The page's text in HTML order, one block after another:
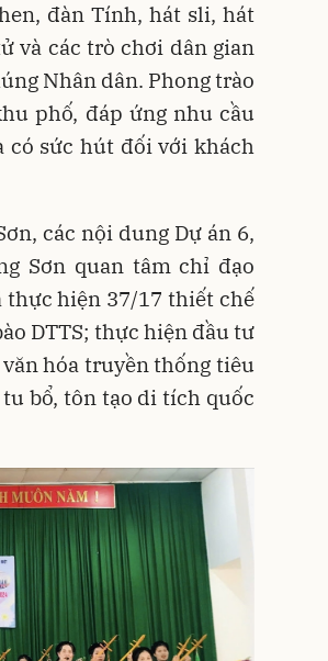
đàn Tính, hát sli, hát
và các trò chơi dân gian
Nhân dân. Phong trào
phố, đáp ứng nhu cầu
có sức hút đối với khách
các nội dung Dự án 6,
Sơn quan tâm chỉ đạo
thực hiện 37/17 thiết chế
DTTS; thực hiện đầu tư
hóa truyền thống tiêu
bổ, tôn tạo di tích quốc